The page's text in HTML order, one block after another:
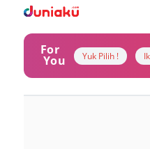
For
You Yuk Pilih !